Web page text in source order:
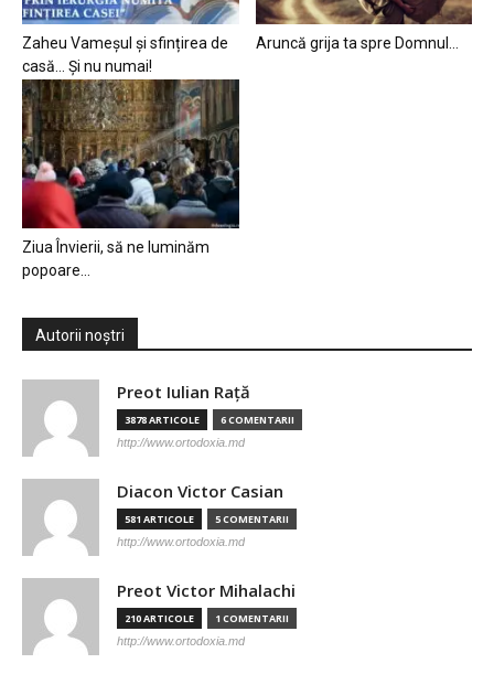
Zaheu Vameșul și sfințirea de
casă… Și nu numai!
Aruncă grija ta spre Domnul…
Ziua Învierii, să ne luminăm
popoare…
Autorii noștri
Preot Iulian Raţă
3878 ARTICOLE 6 COMENTARII
http://www.ortodoxia.md
Diacon Victor Casian
581 ARTICOLE 5 COMENTARII
http://www.ortodoxia.md
Preot Victor Mihalachi
210 ARTICOLE 1 COMENTARII
http://www.ortodoxia.md